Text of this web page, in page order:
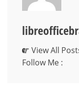
View All
Follow Me :